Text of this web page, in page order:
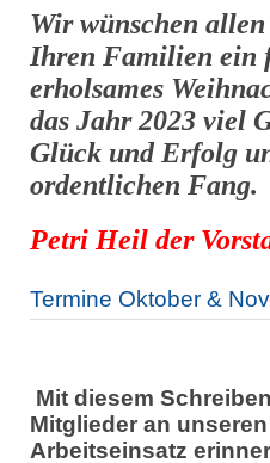
Wir wünschen
Ihren Familien ein
erholsames
das Jahr 2023 viel
Glück und Erfolg
ordentlichen Fang.
Petri Heil der
Termine Oktober &
Mit diesem
Mitglieder an
Arbeitseinsatz